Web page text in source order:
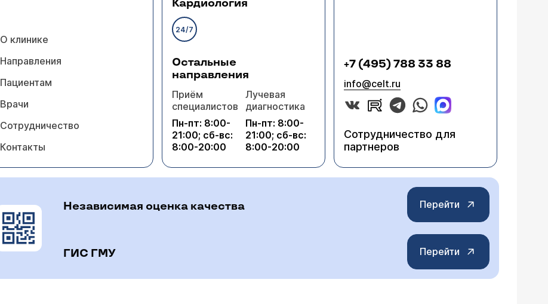
О клинике
Направления
Пациентам
Врачи
Сотрудничество
Контакты
Кардиология
24/7
Остальные
направления
Приём
специалистов
Пн-пт: 8:00-
21:00; сб-вс:
8:00-20:00
Лучевая
диагностика
Пн-пт: 8:00-
21:00; сб-вс:
8:00-20:00
+7 (495) 788 33 88
info@celt.ru
Сотрудничество для
партнеров
Независимая оценка качества Перейти
ГИС ГМУ Перейти